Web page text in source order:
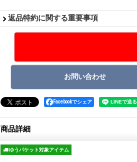
返品特約に関する重要事項
Facebookでシェア
商品詳細
ゆうパケット対象アイテム